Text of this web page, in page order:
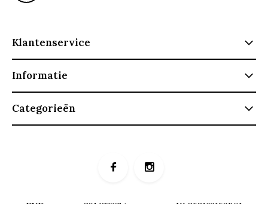
Klantenservice
Informatie
Categorieën